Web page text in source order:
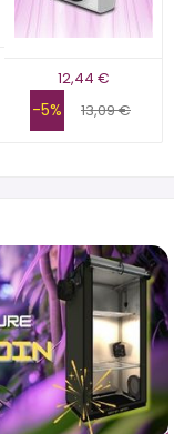
12,44 €
-5% 13,09 €